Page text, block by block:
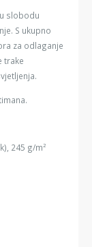
slobodu
S ukupno
za odlaganje
trake
245 g/m²